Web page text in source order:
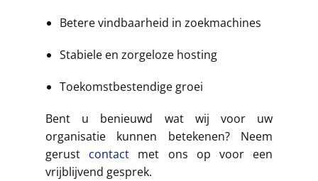
Betere vindbaarheid in zoekmachines
Stabiele en zorgeloze hosting
Toekomstbestendige groei
Bent u benieuwd wat wij voor uw
organisatie kunnen betekenen? Neem
gerust contact met ons op voor een
vrijblijvend gesprek.